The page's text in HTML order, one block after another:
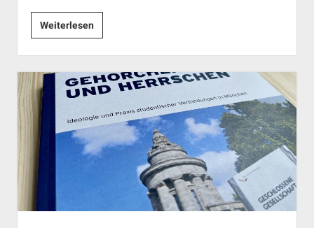
WeiterlesenEin
extrem
rechtes
Zentrum
in
–
die
neuen
AfD